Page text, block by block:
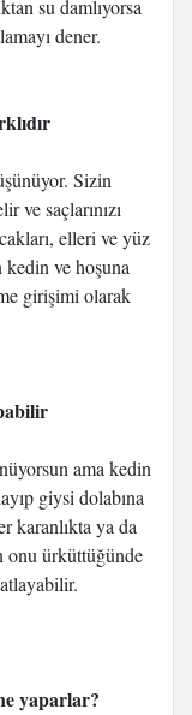
su damlıyorsa
dener.
Sizin
ve saçlarınızı
elleri ve yüz
kedin ve hoşuna
girişimi olarak
ama kedin
giysi dolabına
karanlıkta ya da
onu ürküttüğünde
yaparlar?